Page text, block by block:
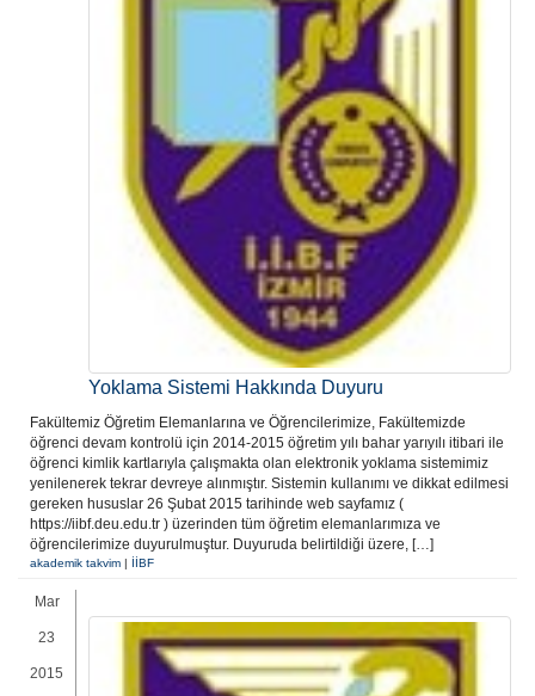
Yoklama Sistemi Hakkında Duyuru
Fakültemiz Öğretim Elemanlarına ve Öğrencilerimize, Fakültemizde
öğrenci devam kontrolü için 2014-2015 öğretim yılı bahar yarıyılı itibari ile
öğrenci kimlik kartlarıyla çalışmakta olan elektronik yoklama sistemimiz
yenilenerek tekrar devreye alınmıştır. Sistemin kullanımı ve dikkat edilmesi
gereken hususlar 26 Şubat 2015 tarihinde web sayfamız (
https://iibf.deu.edu.tr ) üzerinden tüm öğretim elemanlarımıza ve
öğrencilerimize duyurulmuştur. Duyuruda belirtildiği üzere, […]
akademik takvim | İİBF
Mar
23
2015